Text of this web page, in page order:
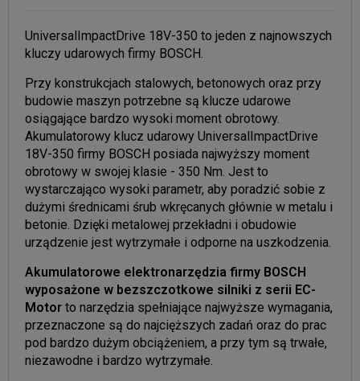
UniversalImpactDrive 18V-350 to jeden z najnowszych
kluczy udarowych firmy BOSCH.
Przy konstrukcjach stalowych, betonowych oraz przy
budowie maszyn potrzebne są klucze udarowe
osiągające bardzo wysoki moment obrotowy.
Akumulatorowy klucz udarowy UniversalImpactDrive
18V-350 firmy BOSCH posiada najwyższy moment
obrotowy w swojej klasie - 350 Nm. Jest to
wystarczająco wysoki parametr, aby poradzić sobie z
dużymi średnicami śrub wkręcanych głównie w metalu i
betonie. Dzięki metalowej przekładni i obudowie
urządzenie jest wytrzymałe i odporne na uszkodzenia.
Akumulatorowe elektronarzędzia firmy BOSCH
wyposażone w bezszczotkowe silniki z serii EC-
Motor to narzędzia spełniające najwyższe wymagania,
przeznaczone są do najcięższych zadań oraz do prac
pod bardzo dużym obciążeniem, a przy tym są trwałe,
niezawodne i bardzo wytrzymałe.